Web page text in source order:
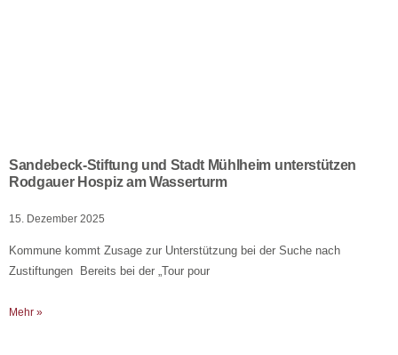
Sandebeck-Stiftung und Stadt Mühlheim unterstützen
Rodgauer Hospiz am Wasserturm
15. Dezember 2025
Kommune kommt Zusage zur Unterstützung bei der Suche nach
Zustiftungen Bereits bei der „Tour pour
Mehr »